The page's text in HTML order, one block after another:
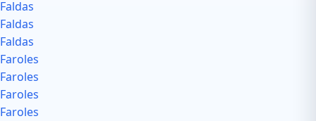
Faldas
Faldas
Faldas
Faroles
Faroles
Faroles
Faroles